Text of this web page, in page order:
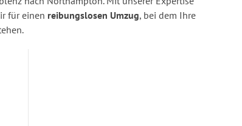
für einen reibungslosen Umzug, bei dem Ihre